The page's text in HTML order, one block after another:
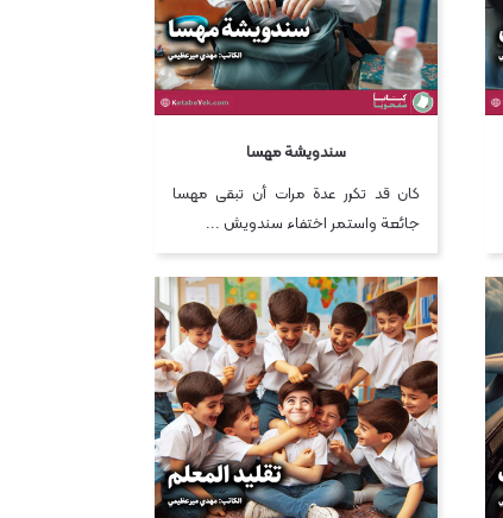
سندويشة مهسا
كان قد تكرر عدة مرات أن تبقى مهسا
جائعة واستمر اختفاء سندويش ...